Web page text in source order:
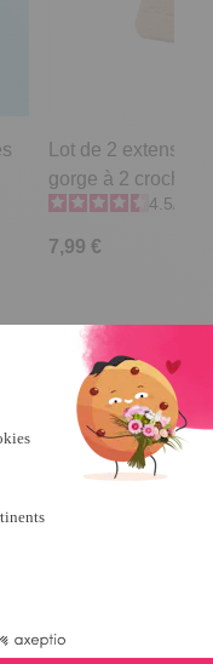
Lot de 2
gorge à 2 crochets
4.5/
7,99 €